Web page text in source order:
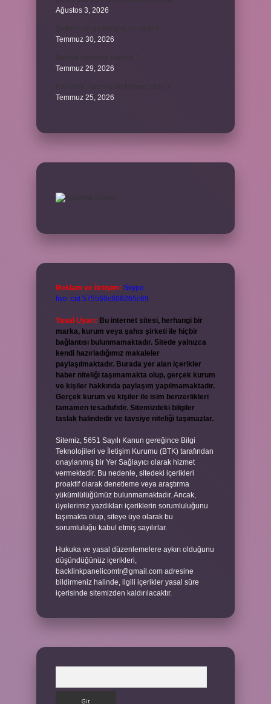
Ağustos 3, 2026
Temmuz 30, 2026
Temmuz 29, 2026
Temmuz 25, 2026
Reklam ve İletişim: Skype:
live:.cid.575569c608265c69
Yasal Uyarı: Bu internet sitesi, herhangi bir
marka, kurum veya şahıs şirketi ile hiçbir
bağlantısı bulunmamaktadır. Sitede yalnızca
kendi hazırladığımız makaleler
paylaşılmaktadır. Burada yer alan içerikler
haber niteliği taşımamakta olup, gerçek kurum
ve kişiler hakkında paylaşım yapılmamaktadır.
Gerçek kurum ve kişiler ile isim benzerlikleri
tamamen tesadüfidir. Sitemizdeki bilgiler
taslak halindedir ve tavsiye niteliği taşımazlar.
Sitemiz, 5651 Sayılı Kanun gereğince Bilgi
Teknolojileri ve İletişim Kurumu (BTK) tarafından
onaylanmış bir Yer Sağlayıcı olarak hizmet
vermektedir. Bu nedenle, sitedeki içerikleri
proaktif olarak denetleme veya araştırma
yükümlülüğümüz bulunmamaktadır. Ancak,
üyelerimiz yazdıkları içeriklerin sorumluluğunu
taşımakta olup, siteye üye olarak bu
sorumluluğu kabul etmiş sayılırlar.
Hukuka ve yasal düzenlemelere aykırı olduğunu
düşündüğünüz içerikleri,
backlinkpanelicomtr@gmail.com adresine
bildirmeniz halinde, ilgili içerikler yasal süre
içerisinde sitemizden kaldırılacaktır.